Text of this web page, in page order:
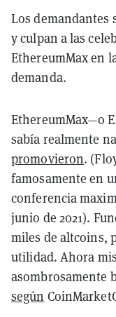
Los
y culpan a las
EthereumMax en
demanda.
EthereumMax—o
sabía realmente
promovieron.
famosamente en
conferencia
junio de 2021).
miles de altcoins,
utilidad. Ahora
asombrosamente
según